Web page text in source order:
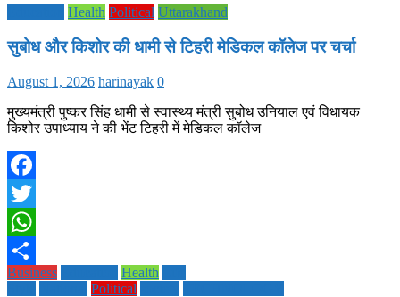
Health Political Uttarakhand
सुबोध और किशोर की धामी से टिहरी मेडिकल कॉलेज पर चर्चा
August 1, 2026 harinayak 0
मुख्यमंत्री पुष्कर सिंह धामी से स्वास्थ्य मंत्री सुबोध उनियाल एवं विधायक
किशोर उपाध्याय ने की भेंट टिहरी में मेडिकल कॉलेज
Facebook
Twitter
WhatsApp
Share
Business Health
Political